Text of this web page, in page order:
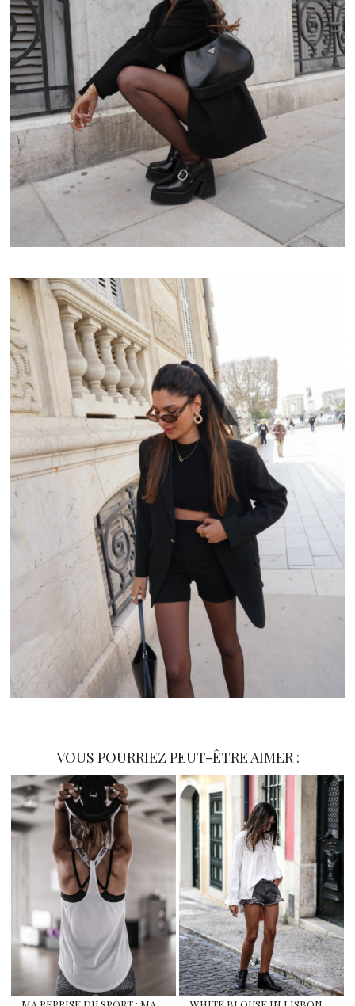
VOUS POURRIEZ PEUT-ÊTRE AIMER :